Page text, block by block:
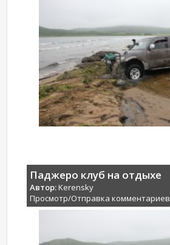
Паджеро клуб на отдыхе
Автор:Kerensky
Просмотр/Отправка комментариев